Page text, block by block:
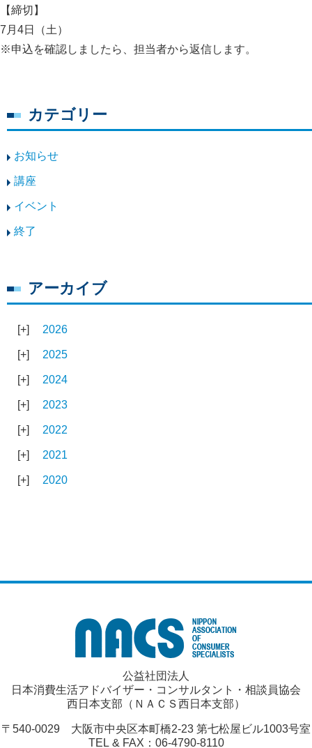
【締切】
7月4日（土）
※申込を確認しましたら、担当者から返信します。
カテゴリー
お知らせ
講座
イベント
終了
アーカイブ
2026
2025
2024
2023
2022
2021
2020
公益社団法人
日本消費生活アドバイザー・コンサルタント・相談員協会
西日本支部（ＮＡＣＳ西日本支部）
〒540-0029 大阪市中央区本町橋2-23 第七松屋ビル1003号室
TEL & FAX：06-4790-8110